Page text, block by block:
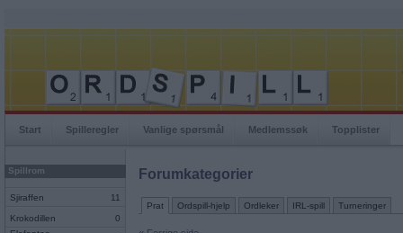
Start Spilleregler Vanlige spørsmål Medlemssøk Topplister
Spillrom
Sjiraffen 11
Krokodillen
0
Forumkategorier
Prat Ordspill-hjelp Ordleker IRL-spill Turneringer